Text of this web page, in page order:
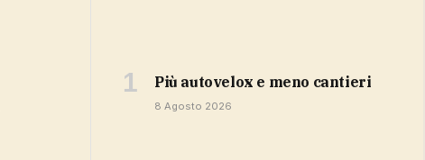
più autovelox e meno cantieri
8 Agosto 2026